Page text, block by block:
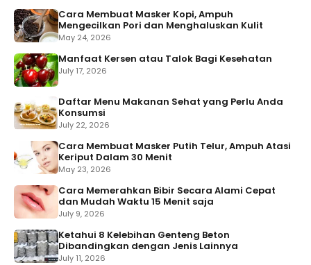
Cara Membuat Masker Kopi, Ampuh
Mengecilkan Pori dan Menghaluskan Kulit
May 24, 2026
Manfaat Kersen atau Talok Bagi Kesehatan
July 17, 2026
Daftar Menu Makanan Sehat yang Perlu Anda
Konsumsi
July 22, 2026
Cara Membuat Masker Putih Telur, Ampuh Atasi
Keriput Dalam 30 Menit
May 23, 2026
Cara Memerahkan Bibir Secara Alami Cepat
dan Mudah Waktu 15 Menit saja
July 9, 2026
Ketahui 8 Kelebihan Genteng Beton
Dibandingkan dengan Jenis Lainnya
July 11, 2026